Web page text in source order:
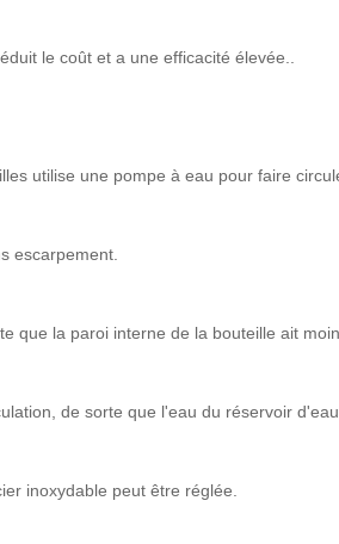
le coût et a une efficacité élevée..
utilise une pompe à eau pour faire
escarpement.
que la paroi interne de la bouteille ait
de sorte que l'eau du réservoir
inoxydable peut être réglée.